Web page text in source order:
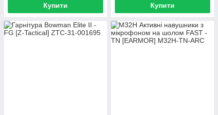
Купити Купити